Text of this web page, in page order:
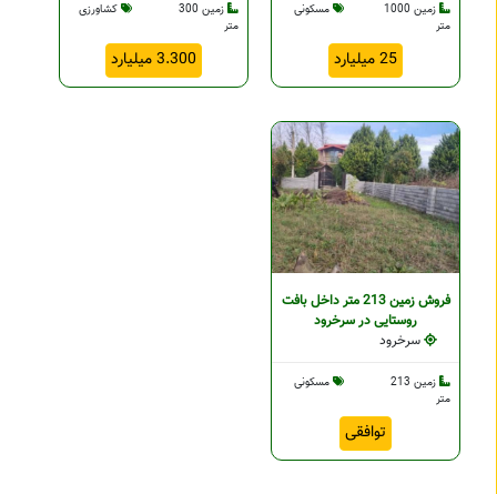
زمین 1000
متر
مسکونی
25 میلیارد
زمین 300
متر
کشاورزی
3.300 میلیارد
فروش زمین 213 متر داخل بافت
روستایی در سرخرود
سرخرود
زمین 213
متر
مسکونی
توافقی